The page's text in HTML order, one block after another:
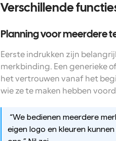
Verschillende
Planning voor meerdere
Eerste indrukken zijn
merkbinding. Een generieke
het vertrouwen vanaf het
wie ze te maken hebben
“We bedienen meerdere
eigen logo en kleuren